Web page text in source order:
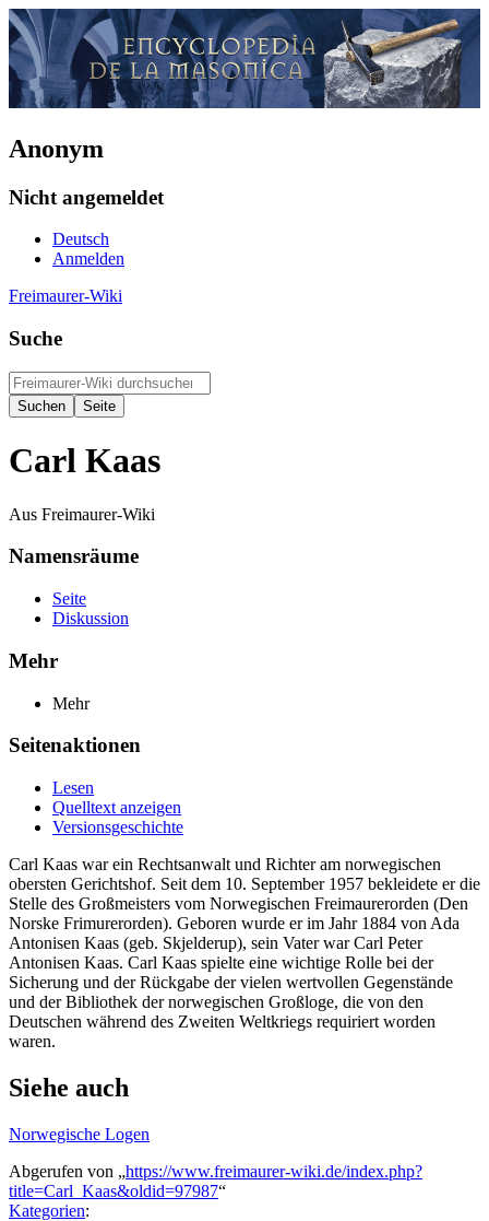
Anonym
Nicht angemeldet
Deutsch
Anmelden
Freimaurer-Wiki
Suche
Carl Kaas
Aus Freimaurer-Wiki
Namensräume
Seite
Diskussion
Mehr
Mehr
Seitenaktionen
Lesen
Quelltext anzeigen
Versionsgeschichte
Carl Kaas war ein Rechtsanwalt und Richter am norwegischen
obersten Gerichtshof. Seit dem 10. September 1957 bekleidete er die
Stelle des Großmeisters vom Norwegischen Freimaurerorden (Den
Norske Frimurerorden). Geboren wurde er im Jahr 1884 von Ada
Antonisen Kaas (geb. Skjelderup), sein Vater war Carl Peter
Antonisen Kaas. Carl Kaas spielte eine wichtige Rolle bei der
Sicherung und der Rückgabe der vielen wertvollen Gegenstände
und der Bibliothek der norwegischen Großloge, die von den
Deutschen während des Zweiten Weltkriegs requiriert worden
waren.
Siehe auch
Norwegische Logen
Abgerufen von „https://www.freimaurer-wiki.de/index.php?
title=Carl_Kaas&oldid=97987“
Kategorien: